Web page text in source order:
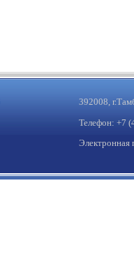
392008,
Телефон: +7
Электронная